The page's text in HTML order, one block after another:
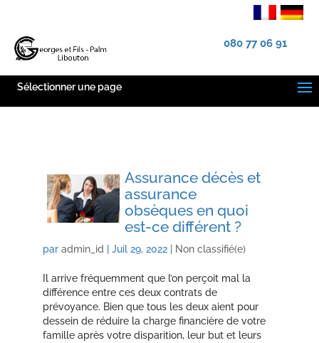
080 77 06 91
Sélectionner une page
Assurance décès et
assurance
obsèques en quoi
est-ce différent ?
par admin_id Juil 29, 2022| Non classifié(e)
Il arrive fréquemment que l’on perçoit mal la
différence entre ces deux contrats de
prévoyance. Bien que tous les deux aient pour
dessein de réduire la charge financière de votre
famille après votre disparition, leur but et leurs